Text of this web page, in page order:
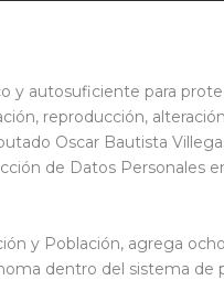
y autosuficiente para
reproducción,
Oscar Bautista
de Datos Personales
y Población, agrega
dentro del sistema de